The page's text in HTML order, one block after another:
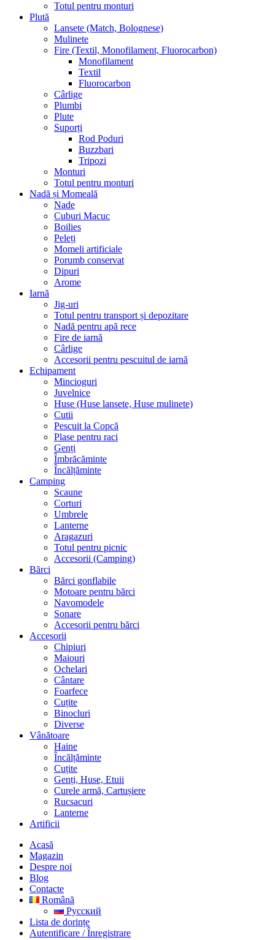
Totul pentru monturi
Plută
Lansete (Match, Bolognese)
Mulinete
Fire (Textil, Monofilament, Fluorocarbon)
Monofilament
Textil
Fluorocarbon
Cârlige
Plumbi
Plute
Suporți
Rod Poduri
Buzzbari
Tripozi
Monturi
Totul pentru monturi
Nadă și Momeală
Nade
Cuburi Macuc
Boilies
Peleți
Momeli artificiale
Porumb conservat
Dipuri
Arome
Iarnă
Jig-uri
Totul pentru transport și depozitare
Nadă pentru apă rece
Fire de iarnă
Cârlige
Accesorii pentru pescuitul de iarnă
Echipament
Mincioguri
Juvelnice
Huse (Huse lansete, Huse mulinete)
Cutii
Pescuit la Copcă
Plase pentru raci
Genți
Îmbrăcăminte
Încălțăminte
Camping
Scaune
Corturi
Umbrele
Lanterne
Aragazuri
Totul pentru picnic
Accesorii (Camping)
Bărci
Bărci gonflabile
Motoare pentru bărci
Navomodele
Sonare
Accesorii pentru bărci
Accesorii
Chipiuri
Maiouri
Ochelari
Cântare
Foarfece
Cuțite
Binocluri
Diverse
Vânătoare
Haine
Încălțăminte
Cuțite
Genți, Huse, Etuii
Curele armă, Cartușiere
Rucsacuri
Lanterne
Artificii
Acasă
Magazin
Despre noi
Blog
Contacte
Română
Русский
Lista de dorințe
Autentificare / Înregistrare